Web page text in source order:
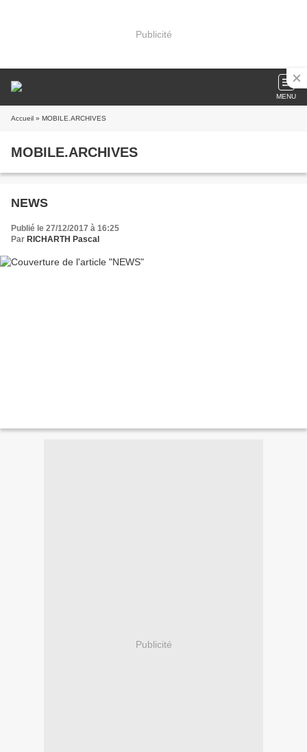
Publicité
MENU
Accueil » MOBILE.ARCHIVES
MOBILE.ARCHIVES
NEWS
Publié le 27/12/2017 à 16:25
Par RICHARTH Pascal
Publicité